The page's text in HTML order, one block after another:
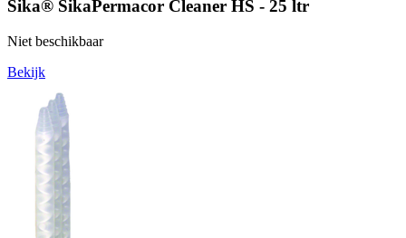
Sika® SikaPermacor Cleaner HS - 25 ltr
Niet beschikbaar
Bekijk